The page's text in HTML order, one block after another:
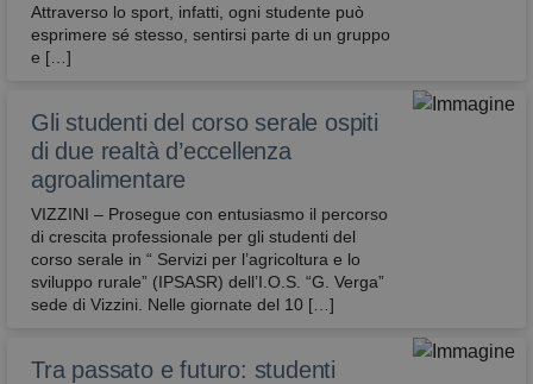
Attraverso lo sport, infatti, ogni studente può
esprimere sé stesso, sentirsi parte di un gruppo
e […]
Gli studenti del corso serale ospiti
di due realtà d’eccellenza
agroalimentare
VIZZINI – Prosegue con entusiasmo il percorso
di crescita professionale per gli studenti del
corso serale in “ Servizi per l’agricoltura e lo
sviluppo rurale” (IPSASR) dell’I.O.S. “G. Verga”
sede di Vizzini. Nelle giornate del 10 […]
Tra passato e futuro: studenti